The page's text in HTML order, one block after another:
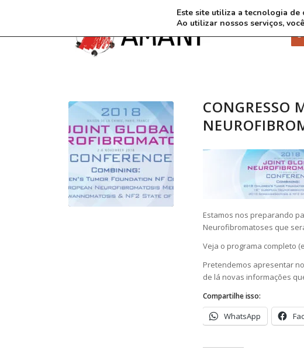
3
CONGRESSO
Estamos nos preparando
Neurofibromatoses que
Veja o programa completo
Pretendemos apresentar
de lá novas informações
Compartilhe isso:
WhatsApp
Este site utiliza a tecnologia
Ao utilizar nossos serviços,